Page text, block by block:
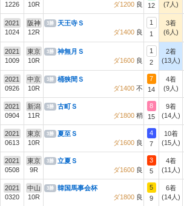
1226
10R
ダ1200 良
12
(7人)
2021
1024
阪神
12R
3勝
天王寺Ｓ
ダ1400 良
1
1
3着
(6人)
2021
1009
東京
10R
3勝
神無月Ｓ
ダ1600 良
1
2
2着
(13人)
2021
0926
中京
10R
3勝
桶狭間Ｓ
ダ1400 不
7
14
4着
(9人)
2021
0904
新潟
11R
3勝
古町Ｓ
ダ1800 稍
8
15
9着
(14人)
2021
0613
東京
10R
3勝
夏至Ｓ
ダ1600 良
4
7
10着
(15人)
2021
0508
東京
9R
3勝
立夏Ｓ
ダ1600 良
3
5
4着
(11人)
2021
0320
中山
10R
3勝
韓国馬事会杯
ダ1800 良
5
9
6着
(14人)